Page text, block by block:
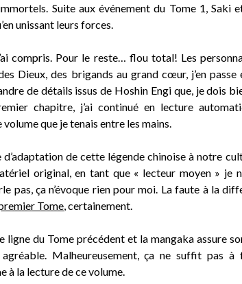
Suite aux événement du Tome 1, Saki
unissant leurs forces.
compris. Pour le reste… flou total! Les
Dieux, des brigands au grand cœur, j’en passe
de détails issus de Hoshin Engi que, je dois
chapitre, j’ai continué en lecture
que je tenais entre les mains.
d’adaptation de cette légende chinoise à notre
original, en tant que « lecteur moyen » je
pas, ça n’évoque rien pour moi. La faute à la
Tome , certainement.
ligne du Tome précédent et la mangaka assure
Malheureusement, ça ne suffit pas à
à la lecture de ce volume.